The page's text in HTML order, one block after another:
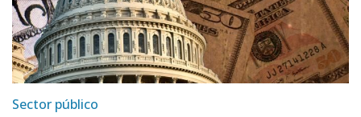
Sector público